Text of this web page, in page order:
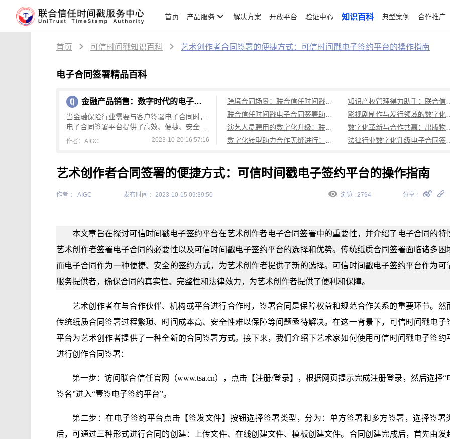
首页 产品服务 解决方案 开放平台 验证中心 知识百科 典型案例 合作推广
首页 可信时间戳知识百科 艺术创作者合同签署的便捷方式：可信时间戳电子签约平台的操作指南
电子合同签署精品百科
金融产品销售：数字时代的电子合同签署与壹签功能
当金融保险行业需要与客户签署电子合同时，
电子合同签署平台提供了高效、便捷、安全的
解决方案。这种数字化方式的合同签署已经成
作者：AIGC 2023-10-20 16:57:16
艺术创作者合同签署的便捷方式：可信时间戳电子签约平台的操作指南
作者 ： AIGC 发布时间 ：2023-10-15 09:39:50 浏览 : 2794 分享 :
本文章旨在探讨可信时间戳电子签约平台在艺术创作者电子合同签署中的重要性，并介绍了电子合同的特
艺术创作者签署电子合同的必要性以及可信时间戳电子签约平台的选择和优势。传统纸质合同签署面临诸多困
而电子合同作为一种便捷、安全的签约方式，为艺术创作者提供了新的选择。可信时间戳电子签约平台作为可
服务提供者，确保合同的真实性、完整性和法律效力，为艺术创作者提供了便利和保障。
艺术创作者在与合作伙伴、机构或平台进行合作时，签署合同是保障权益和规范合作关系的重要环节。然
传统纸质合同签署过程繁琐、时间成本高、安全性难以保障等问题亟待解决。在这一背景下，可信时间戳电子
平台为艺术创作者提供了一种全新的合同签署方式。接下来，我们介绍下艺术家如何使用可信时间戳电子签约
进行创作合同签署：
第一步：访问联合信任官网（www.tsa.cn），点击【注册/登录】，根据网页提示完成注册登录，然后选择“
签名”进入“壹签电子签约平台”。
第二步：在电子签约平台点击【签发文件】按钮选择签署类型，分为：单方签署和多方签署，选择签署
后，可通过三种形式进行合同的创建：上传文件、在线创建文件、模板创建文件。合同创建完成后，首先由发